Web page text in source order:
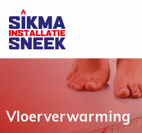
Vloerverwarming